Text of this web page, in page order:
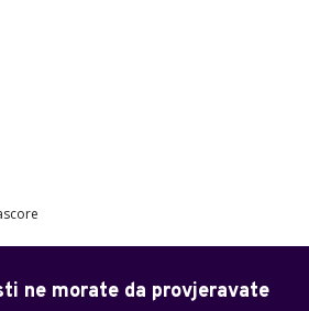
ne morate da provjeravate